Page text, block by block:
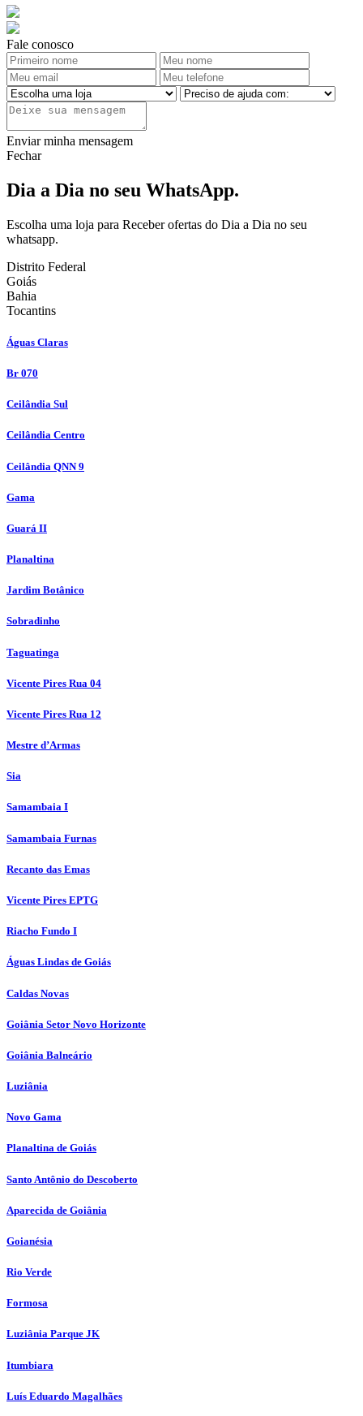
Fale conosco
Enviar minha mensagem
Fechar
Dia a Dia no seu WhatsApp.
Escolha uma loja para Receber ofertas do Dia a Dia no seu
whatsapp.
Distrito Federal
Goiás
Bahia
Tocantins
Águas Claras
Br 070
Ceilândia Sul
Ceilândia Centro
Ceilândia QNN 9
Gama
Guará II
Planaltina
Jardim Botânico
Sobradinho
Taguatinga
Vicente Pires Rua 04
Vicente Pires Rua 12
Mestre d’Armas
Sia
Samambaia I
Samambaia Furnas
Recanto das Emas
Vicente Pires EPTG
Riacho Fundo I
Águas Lindas de Goiás
Caldas Novas
Goiânia Setor Novo Horizonte
Goiânia Balneário
Luziânia
Novo Gama
Planaltina de Goiás
Santo Antônio do Descoberto
Aparecida de Goiânia
Goianésia
Rio Verde
Formosa
Luziânia Parque JK
Itumbiara
Luís Eduardo Magalhães